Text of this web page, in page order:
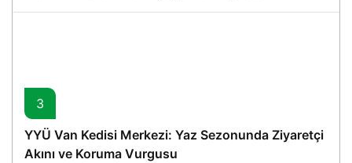
3
YYÜ Van Kedisi Merkezi: Yaz Sezonunda Ziyaretçi
Akını ve Koruma Vurgusu